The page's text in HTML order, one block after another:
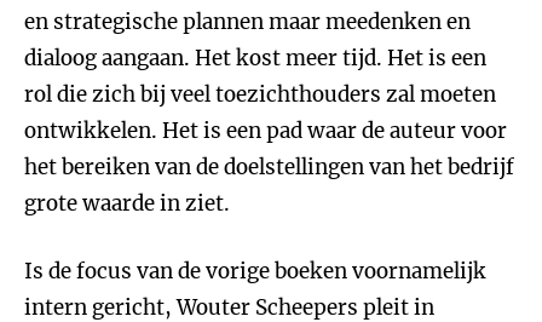
en strategische plannen maar meedenken en
dialoog aangaan. Het kost meer tijd. Het is een
rol die zich bij veel toezichthouders zal moeten
ontwikkelen. Het is een pad waar de auteur voor
het bereiken van de doelstellingen van het bedrijf
grote waarde in ziet.
Is de focus van de vorige boeken voornamelijk
intern gericht, Wouter Scheepers pleit in